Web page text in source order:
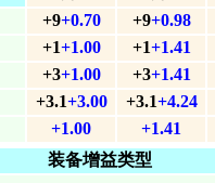
+9+0.70 +9+0.98
+1+1.00 +1+1.41
+3+1.00 +3+1.41
+3.1+3.00 +3.1+4.24
+1.00 +1.41
装备增益类型